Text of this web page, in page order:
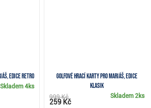
edice Retro
Skladem4ks
Golfové hrací karty pro Mariáš, edice
Klasik
Skladem 2ks
999 Kč
259 Kč